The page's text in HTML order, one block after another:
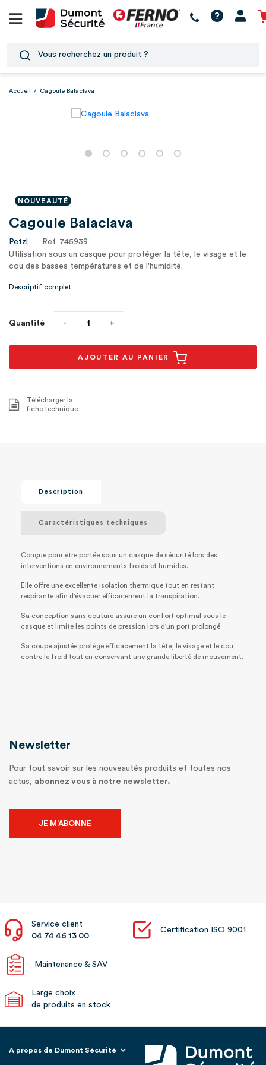
Accueil / Cagoule Balaclava
NOUVEAUTÉ
Cagoule Balaclava
Petzl
Ref. 745939
Utilisation sous un casque pour protéger la tête, le visage et le
cou des basses températures et de l'humidité.
Descriptif complet
Quantité
AJOUTER AU PANIER
Télécharger la
fiche technique
Description
Caractéristiques techniques
Conçue pour être portée sous un casque de sécurité lors des
interventions en environnements froids et humides.
Elle offre une excellente isolation thermique tout en restant
respirante afin d'évacuer efficacement la transpiration.
Sa conception sans couture assure un confort optimal sous le
casque et limite les points de pression lors d'un port prolongé.
Sa coupe ajustée protège efficacement la tête, le visage et le cou
contre le froid tout en conservant une grande liberté de mouvement.
Newsletter
Pour tout savoir sur les nouveautés produits et toutes nos
actus, abonnez vous à notre newsletter.
JE M’ABONNE
Service client
04 74 46 13 00
Certification ISO 9001
Maintenance & SAV
Large choix
de produits en stock
A propos de Dumont Sécurité